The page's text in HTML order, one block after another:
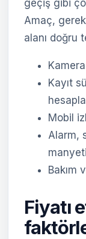
geçiş gibi
Amaç,
alanı doğru
Kayıt
Mobil
Alarm,
Bakım
Fiyatı